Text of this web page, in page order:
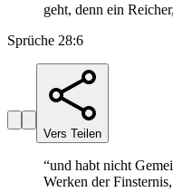
geht, denn ein
Sprüche 28:6
Vers Teilen
“und habt nicht
Werken der